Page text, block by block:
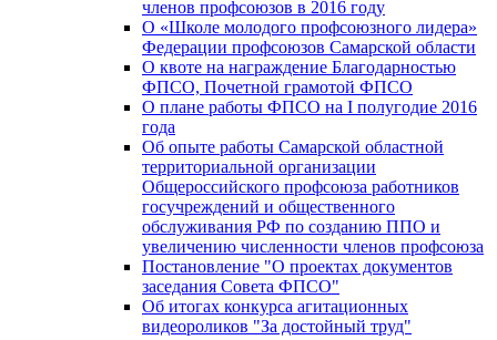
членов профсоюзов в 2016 году
О «Школе молодого профсоюзного лидера»
Федерации профсоюзов Самарской области
О квоте на награждение Благодарностью
ФПСО, Почетной грамотой ФПСО
О плане работы ФПСО на I полугодие 2016
года
Об опыте работы Самарской областной
территориальной организации
Общероссийского профсоюза работников
госучреждений и общественного
обслуживания РФ по созданию ППО и
увеличению численности членов профсоюза
Постановление "О проектах документов
заседания Совета ФПСО"
Об итогах конкурса агитационных
видеороликов "За достойный труд"